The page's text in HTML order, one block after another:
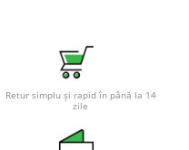
Retur simplu și rapid în până la 14
zile